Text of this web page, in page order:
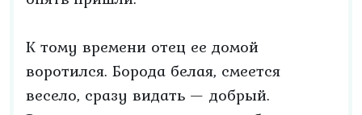
К тому времени отец ее домой
воротился. Борода белая, смеется
весело, сразу видать — добрый.